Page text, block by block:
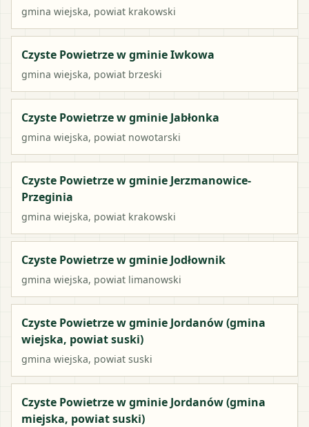
gmina wiejska, powiat krakowski
Czyste Powietrze w gminie Iwkowa
gmina wiejska, powiat brzeski
Czyste Powietrze w gminie Jabłonka
gmina wiejska, powiat nowotarski
Czyste Powietrze w gminie Jerzmanowice-
Przeginia
gmina wiejska, powiat krakowski
Czyste Powietrze w gminie Jodłownik
gmina wiejska, powiat limanowski
Czyste Powietrze w gminie Jordanów (gmina
wiejska, powiat suski)
gmina wiejska, powiat suski
Czyste Powietrze w gminie Jordanów (gmina
miejska, powiat suski)